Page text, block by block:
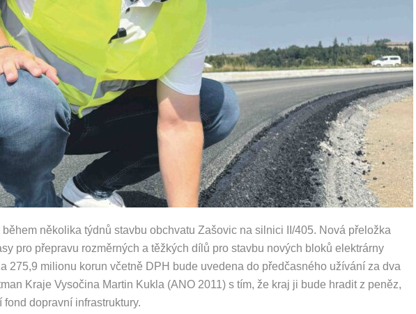
během několika týdnů stavbu obchvatu Zašovic na silnici II/405. Nová přeložka
pro přepravu rozměrných a těžkých dílů pro stavbu nových bloků elektrárny
275,9 milionu korun včetně DPH bude uvedena do předčasného užívání za dva
Kraje Vysočina Martin Kukla (ANO 2011) s tím, že kraj ji bude hradit z peněz,
fond dopravní infrastruktury.